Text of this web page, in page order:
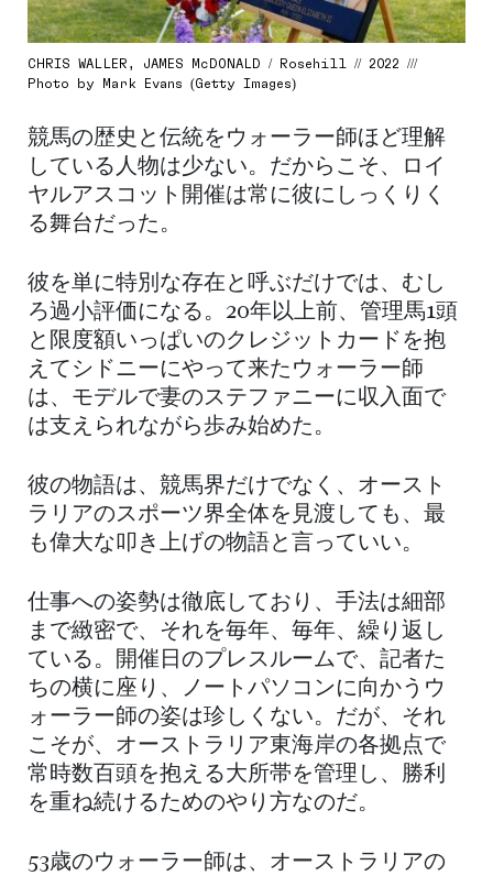
CHRIS WALLER, JAMES McDONALD / Rosehill // 2022 ///
Photo by Mark Evans (Getty Images)
競馬の歴史と伝統をウォーラー師ほど理解
している人物は少ない。だからこそ、ロイ
ヤルアスコット開催は常に彼にしっくりく
る舞台だった。
彼を単に特別な存在と呼ぶだけでは、むし
ろ過小評価になる。20年以上前、管理馬1頭
と限度額いっぱいのクレジットカードを抱
えてシドニーにやって来たウォーラー師
は、モデルで妻のステファニーに収入面で
は支えられながら歩み始めた。
彼の物語は、競馬界だけでなく、オースト
ラリアのスポーツ界全体を見渡しても、最
も偉大な叩き上げの物語と言っていい。
仕事への姿勢は徹底しており、手法は細部
まで緻密で、それを毎年、毎年、繰り返し
ている。開催日のプレスルームで、記者た
ちの横に座り、ノートパソコンに向かうウ
ォーラー師の姿は珍しくない。だが、それ
こそが、オーストラリア東海岸の各拠点で
常時数百頭を抱える大所帯を管理し、勝利
を重ね続けるためのやり方なのだ。
53歳のウォーラー師は、オーストラリアの